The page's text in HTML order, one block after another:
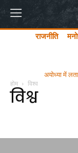
राजनीति
अयोध्या में
होम विश्व
विश्व